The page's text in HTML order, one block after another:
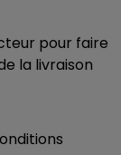
pour faire
la livraison